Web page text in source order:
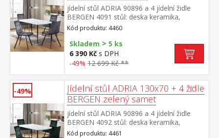
jídelní stůl ADRIA 90896 a 4 jídelní židle
BERGEN 4091 stůl: deska keramika,
barevné provedení imitace
mramoru kovová konstrukce, barevné
provedení černá židle: sametový potah,
barevné provedení šedá kovová konstrukce,
barevné provedení černá výška sedu židle
cm rozměr židle (š/h/v) 45 × 53 × 88 cm
Kód produktu: 4460
Skladem > 5 ks
6 390 Kč s DPH
-49% 12 699 Kč **
-49%
Jídelní stůl ADRIA 130x70 + 4 židle
BERGEN zelený samet
jídelní stůl ADRIA 90896 a 4 jídelní židle
BERGEN 4092 stůl: deska keramika,
barevné provedení imitace
Kód produktu: 4461